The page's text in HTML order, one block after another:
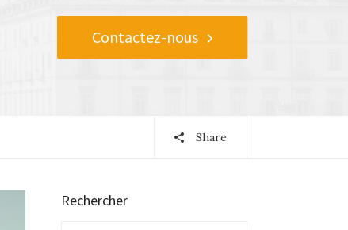
Contactez-nous
Share
Rechercher